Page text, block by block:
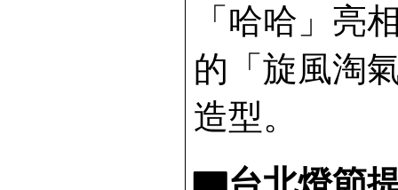
「哈哈」亮
的「旋風淘
造型。